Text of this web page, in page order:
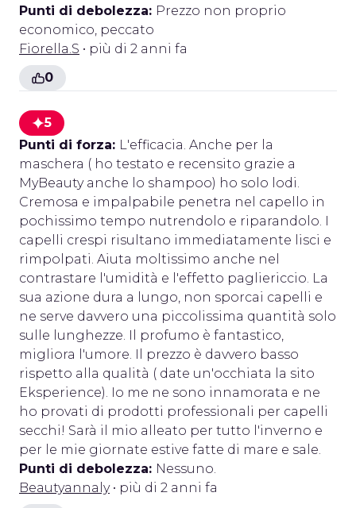
Punti di debolezza: Prezzo non proprio
economico, peccato
Fiorella.S • più di 2 anni fa
0
5
Punti di forza: L'efficacia. Anche per la
maschera ( ho testato e recensito grazie a
MyBeauty anche lo shampoo) ho solo lodi.
Cremosa e impalpabile penetra nel capello in
pochissimo tempo nutrendolo e riparandolo. I
capelli crespi risultano immediatamente lisci e
rimpolpati. Aiuta moltissimo anche nel
contrastare l'umidità e l'effetto pagliericcio. La
sua azione dura a lungo, non sporcai capelli e
ne serve davvero una piccolissima quantità solo
sulle lunghezze. Il profumo è fantastico,
migliora l'umore. Il prezzo è davvero basso
rispetto alla qualità ( date un'occhiata la sito
Eksperience). Io me ne sono innamorata e ne
ho provati di prodotti professionali per capelli
secchi! Sarà il mio alleato per tutto l'inverno e
per le mie giornate estive fatte di mare e sale.
Punti di debolezza: Nessuno.
Beautyannaly• più di 2 anni fa